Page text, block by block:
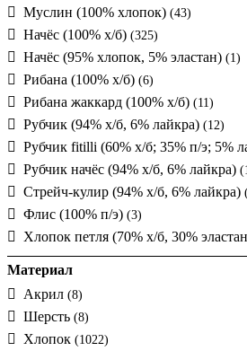
Муслин (100% хлопок) (43)
Начёс (100% х/б) (325)
Начёс (95% хлопок, 5% эластан) (1)
Рибана (100% х/б) (6)
Рибана жаккард (100% х/б) (11)
Рубчик (94% х/б, 6% лайкра) (12)
Рубчик fitilli (60% х/б; 35% п/э; 5%
Рубчик начёс (94% х/б, 6% лайкра)
Стрейч-кулир (94% х/б, 6% лайкра)
Флис (100% п/э) (3)
Хлопок петля (70% х/б, 30%
Материал
Акрил (8)
Шерсть (8)
Хлопок (1022)